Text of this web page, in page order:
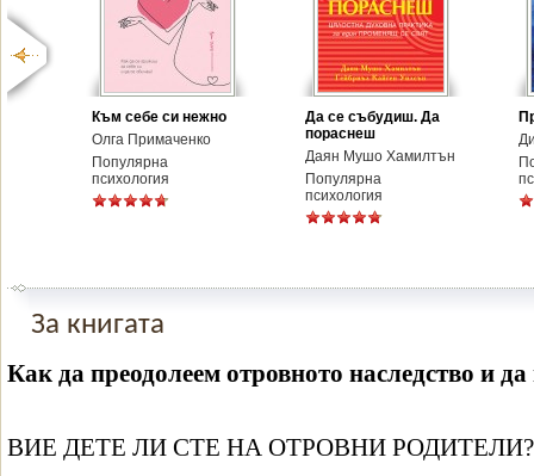
Към себе си нежно
Олга Примаченко
Популярна
психология
Да се събудиш. Да
пораснеш
Даян Мушо Хамилтън
Популярна
психология
За книгата
Как да преодолеем отровното наследство и
ВИЕ ДЕТЕ ЛИ СТЕ НА ОТРОВНИ РОДИТЕЛИ?